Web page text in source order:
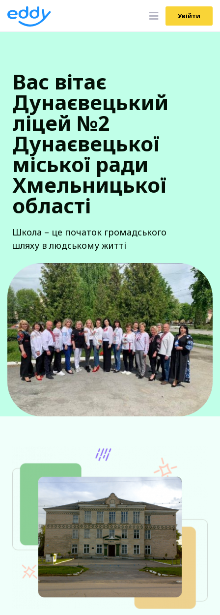
Увійти
Увійти
Вас вітає
Дунаєвецький
ліцей №2
Дунаєвецької
міської ради
Хмельницької
області
Школа – це початок громадського
шляху в людському житті